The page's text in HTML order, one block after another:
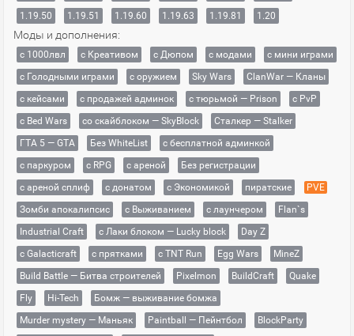
1.19.50
1.19.51 1.19.60 1.19.63 1.19.81 1.20
Моды и дополнения:
с 1000лвл c Креативом с Дюпом с модами
с мини играми
с Голодными играми
с оружием Sky Wars
ClanWar — Кланы
с кейсами
с продажей админок с тюрьмой — Prison
с PvP
с Bed Wars
со скайблоком — SkyBlock
Сталкер — Stalker
ГТА 5 — GTA
Без WhiteList
с бесплатной админкой
с паркуром
с RPG с ареной
Без регистрации
с ареной сплиф
с донатом с Экономикой пиратские
PVE
Зомби апокалипсис
с Выживанием с лаунчером
Flan`s
Industrial Craft
с Лаки блоком — Lucky block
Day Z
с Galacticraft
с прятками с TNT Run Egg Wars
MineZ
Build Battle — Битва строителей
Pixelmon BuildCraft
Quake
Fly
Hi-Tech
Бомж — выживание бомжа
Murder mystery — Маньяк
Paintball — Пейнтбол
BlockParty